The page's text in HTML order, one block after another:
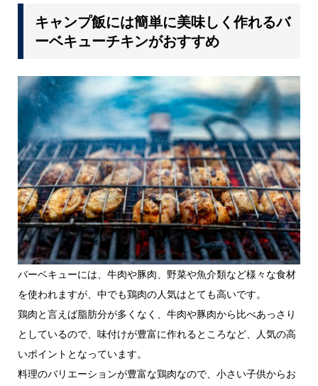
キャンプ飯には簡単に美味しく作れるバ
ーベキューチキンがおすすめ
バーベキューには、牛肉や豚肉、野菜や魚介類など様々な食材
を使われますが、中でも鶏肉の人気はとても高いです。
鶏肉と言えば脂肪分が多くなく、牛肉や豚肉から比べあっさり
としているので、味付けが豊富に作れるところなど、人気の高
いポイントとなっています。
料理のバリエーションが豊富な鶏肉なので、小さい子供からお